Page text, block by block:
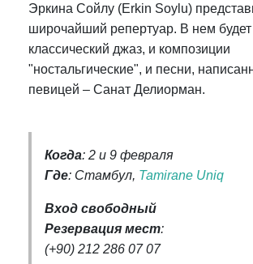
Эркина Сойлу (Erkin Soylu)
широчайший репертуар. В нем будет
классический джаз, и композиции
"ностальгические", и песни,
певицей – Санат Делиорман.
Когда: 2 и 9 февраля
Где: Стамбул, Tamirane Uniq
Вход свободный
Резервация мест:
(+90) 212 286 07 07